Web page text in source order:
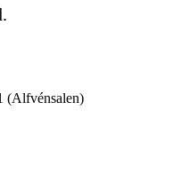
(Alfvénsalen)